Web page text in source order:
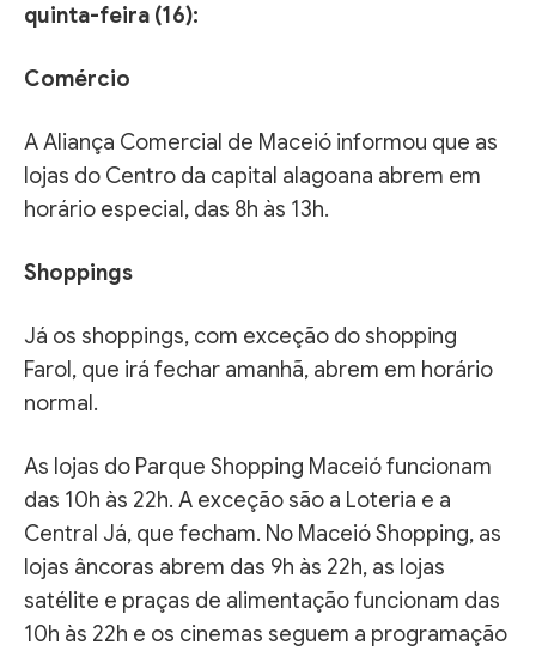
quinta-feira (16):
Comércio
A Aliança Comercial de Maceió informou que as
lojas do Centro da capital alagoana abrem em
horário especial, das 8h às 13h.
Shoppings
Já os shoppings, com exceção do shopping
Farol, que irá fechar amanhã, abrem em horário
normal.
As lojas do Parque Shopping Maceió funcionam
das 10h às 22h. A exceção são a Loteria e a
Central Já, que fecham. No Maceió Shopping, as
lojas âncoras abrem das 9h às 22h, as lojas
satélite e praças de alimentação funcionam das
10h às 22h e os cinemas seguem a programação